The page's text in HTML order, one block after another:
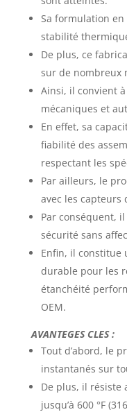
Sa formulation
stabilité thermique
De plus, ce
sur de nombreux
Ainsi, il convient
mécaniques et
En effet, sa
fiabilité des
respectant les
Par ailleurs, le
avec les capteurs
Par conséquent,
sécurité sans
Enfin, il constitue
durable pour les
étanchéité
OEM.
AVANTEGES CLES :
Tout d’abord, le
instantanés sur
De plus, il résiste
jusqu’à 600 °F